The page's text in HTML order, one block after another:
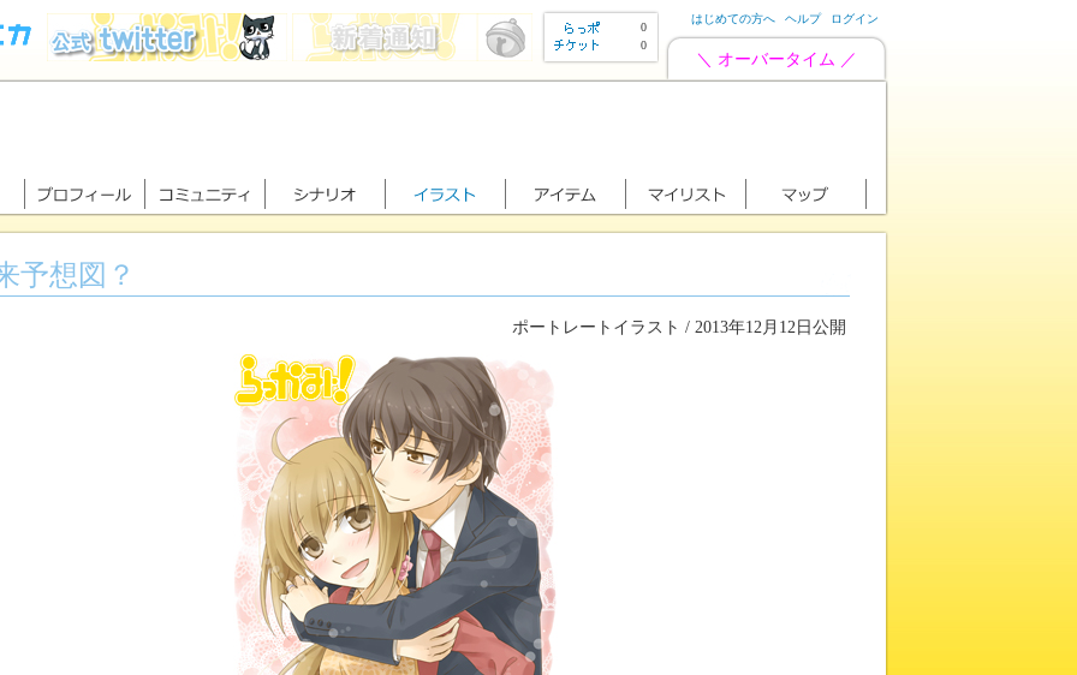
0
0
はじめての方へ ヘルプ ログイン
＼ オーバータイム ／
予想図？
ポートレートイラスト / 2013年12月12日公開